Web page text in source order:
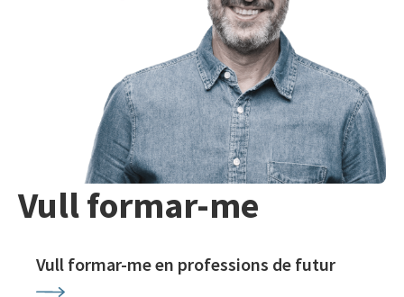
Vull formar-me
Vull formar-me en professions de futur